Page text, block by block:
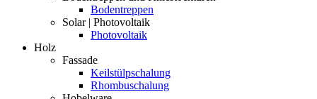
Bodentreppen
Solar | Photovoltaik
Photovoltaik
Holz
Fassade
Keilstülpschalung
Rhombuschalung